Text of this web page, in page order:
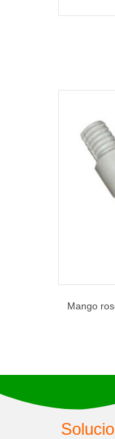
Mango